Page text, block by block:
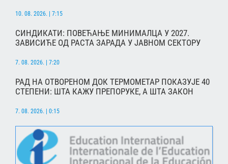
10. 08. 2026. | 7:15
СИНДИКАТИ: ПОВЕЋАЊЕ МИНИМАЛЦА У 2027.
ЗАВИСИЋЕ ОД РАСТА ЗАРАДА У ЈАВНОМ СЕКТОРУ
7. 08. 2026. | 7:20
РАД НА ОТВОРЕНОМ ДОК ТЕРМОМЕТАР ПОКАЗУЈЕ 40
СТЕПЕНИ: ШТА КАЖУ ПРЕПОРУКЕ, А ШТА ЗАКОН
7. 08. 2026. | 0:15